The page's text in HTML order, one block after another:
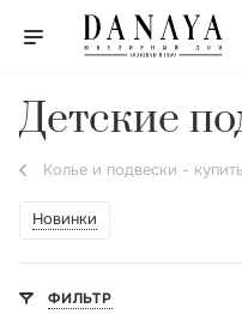
Детские
Колье и подвески -
Новинки
ФИЛЬТР